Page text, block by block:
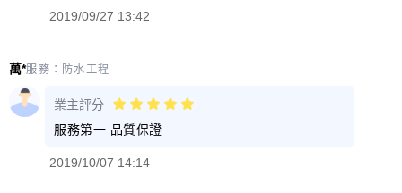
2019/09/27 13:42
萬*服務： 防水工程
業主評分
服務第一 品質保證
2019/10/07 14:14